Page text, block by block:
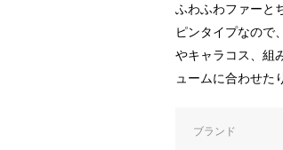
ふわふわファーと
ピンタイプなので
やキャラコス、組
ュームに合わせた
ブランド